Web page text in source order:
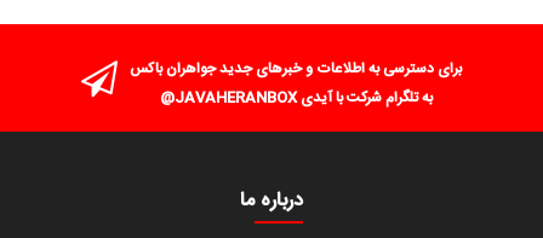
برای دسترسی به اطلاعات و خبرهای جدید جواهران باکس
به تلگرام شرکت با آیدی JAVAHERANBOX@
درباره ما